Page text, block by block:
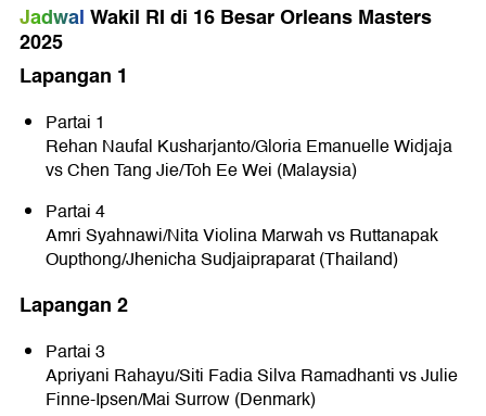
Jadwal Wakil RI di 16 Besar Orleans Masters
2025
Lapangan 1
Partai 1
Rehan Naufal Kusharjanto/Gloria Emanuelle Widjaja
vs Chen Tang Jie/Toh Ee Wei (Malaysia)
Partai 4
Amri Syahnawi/Nita Violina Marwah vs Ruttanapak
Oupthong/Jhenicha Sudjaipraparat (Thailand)
Lapangan 2
Partai 3
Apriyani Rahayu/Siti Fadia Silva Ramadhanti vs Julie
Finne-Ipsen/Mai Surrow (Denmark)